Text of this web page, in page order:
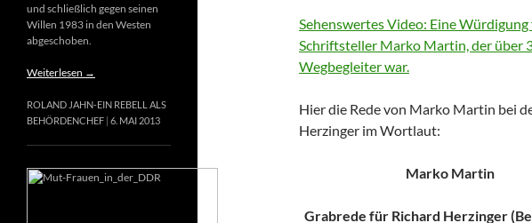
Sehenswertes Video: Eine
Schriftsteller Marko Martin, der über
Wegbegleiter war.
Hier die Rede von Marko Martin bei
Herzinger im Wortlaut:
Marko Martin
Grabrede für Richard Herzinger
und schließlich gegen seinen
Willen 1983 in den Westen
abgeschoben.
Weiterlesen →
ROLAND JAHN-EIN REBELL ALS
BEHÖRDENCHEF 6. MAI 2013